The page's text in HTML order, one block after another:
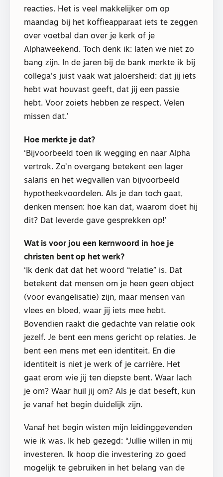
reacties. Het is veel makkelijker om op
maandag bij het koffieapparaat iets te zeggen
over voetbal dan over je kerk of je
Alphaweekend. Toch denk ik: laten we niet zo
bang zijn. In de jaren bij de bank merkte ik bij
collega’s juist vaak wat jaloersheid: dat jij iets
hebt wat houvast geeft, dat jij een passie
hebt. Voor zoiets hebben ze respect. Velen
missen dat.’
Hoe merkte je dat?
‘Bijvoorbeeld toen ik wegging en naar Alpha
vertrok. Zo’n overgang betekent een lager
salaris en het wegvallen van bijvoorbeeld
hypotheekvoordelen. Als je dan toch gaat,
denken mensen: hoe kan dat, waarom doet hij
dit? Dat leverde gave gesprekken op!’
Wat is voor jou een kernwoord in hoe je
christen bent op het werk?
‘Ik denk dat dat het woord “relatie” is. Dat
betekent dat mensen om je heen geen object
(voor evangelisatie) zijn, maar mensen van
vlees en bloed, waar jij iets mee hebt.
Bovendien raakt die gedachte van relatie ook
jezelf. Je bent een mens gericht op relaties. Je
bent een mens met een identiteit. En die
identiteit is niet je werk of je carrière. Het
gaat erom wie jij ten diepste bent. Waar lach
je om? Waar huil jij om? Als je dat beseft, kun
je vanaf het begin duidelijk zijn.
Vanaf het begin wisten mijn leidinggevenden
wie ik was. Ik heb gezegd: “Jullie willen in mij
investeren. Ik hoop die investering zo goed
mogelijk te gebruiken in het belang van de